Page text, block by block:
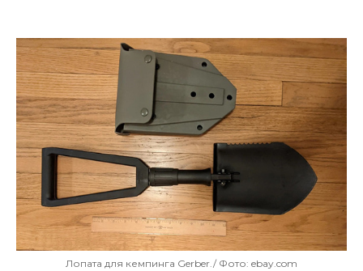
Лопата для кемпинга Gerber./ Фото: ebay.com